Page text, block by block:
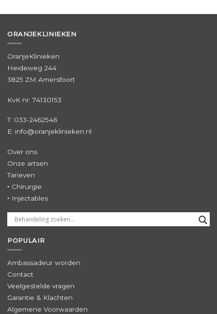
ORANJEKLINIEKEN
OranjeKlinieken
Heideweg 244
3825 ZM Amersfoort
KvK nr: 74130153
T: 033-2462546
E: info@oranjeklinieken.nl
Over ons
Onze artsen
Tarieven
‣ Chirurgie
‣ Injectables
POPULAIR
Ambassadeur worden
Contact
Veelgestelde vragen
Garantie & Klachten
Algemene Voorwaarden